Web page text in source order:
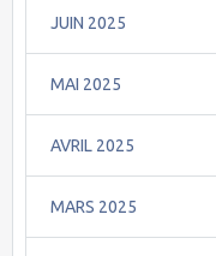
JUIN 2025
MAI 2025
AVRIL 2025
MARS 2025